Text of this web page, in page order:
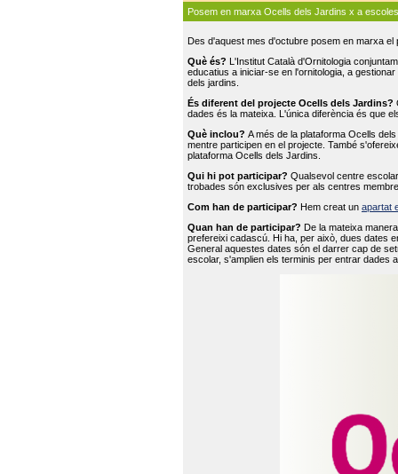
Posem en marxa Ocells dels Jardins x a escoles
Des d'aquest mes d'octubre posem en marxa
Què és? L'Institut Català d'Ornitologia
educatius a iniciar-se en l'ornitologia, a
dels jardins.
És diferent del projecte Ocells dels Jardins?
dades és la mateixa. L'única diferència és que
Què inclou? A més de la plataforma Ocells
mentre participen en el projecte. També
plataforma Ocells dels Jardins.
Qui hi pot participar? Qualsevol centre
trobades són exclusives per als centres
Com han de participar? Hem creat un apartat
Quan han de participar? De la mateixa
prefereixi cadascú. Hi ha, per això, dues dates
General aquestes dates són el darrer cap de
escolar, s'amplien els terminis per entrar dades